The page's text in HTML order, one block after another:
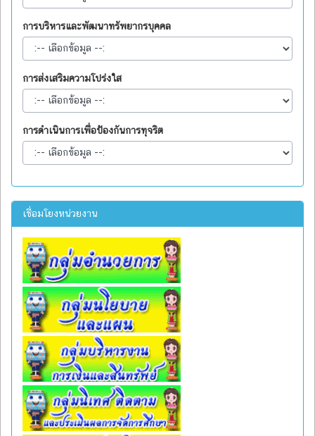
การบริหารและพัฒนาทรัพยากรบุคคล
การส่งเสริมความโปร่งใส
การดำเนินการเพื่อป้องกันการทุจริต
เชื่อมโยงหน่วยงาน